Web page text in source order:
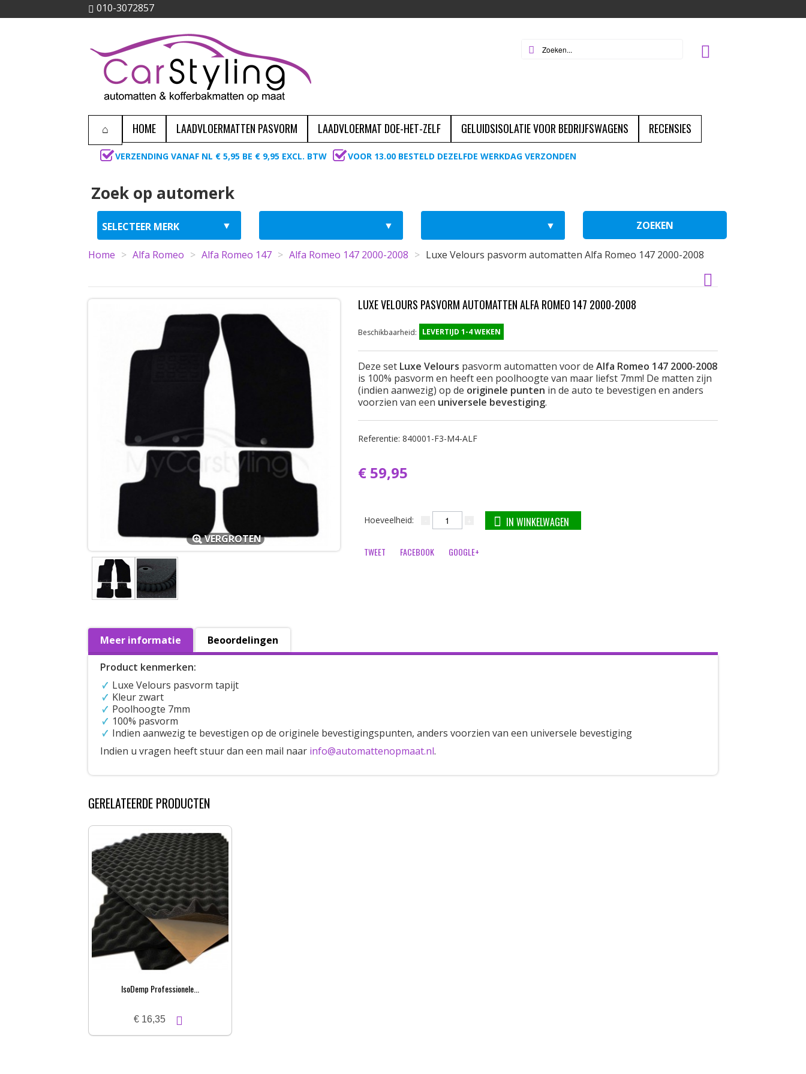
010-3072857
HOME LAADVLOERMATTEN PASVORM LAADVLOERMAT DOE-HET-ZELF GELUIDSISOLATIE VOOR BEDRIJFSWAGENS RECENSIES
VERZENDING VANAF NL € 5,95 BE € 9,95 EXCL. BTW VOOR 13.00 BESTELD DEZELFDE WERKDAG VERZONDEN
Zoek op automerk
ZOEKEN
Home > Alfa Romeo > Alfa Romeo 147 > Alfa Romeo 147 2000-2008 > Luxe Velours pasvorm automatten Alfa Romeo 147 2000-2008
VERGROTEN
LUXE VELOURS PASVORM AUTOMATTEN ALFA ROMEO 147 2000-2008
Beschikbaarheid: LEVERTIJD 1-4 WEKEN
Deze set Luxe Velours pasvorm automatten voor de Alfa Romeo 147 2000-2008
is 100% pasvorm en heeft een poolhoogte van maar liefst 7mm! De matten zijn
(indien aanwezig) op de originele punten in de auto te bevestigen en anders
voorzien van een universele bevestiging.
Referentie: 840001-F3-M4-ALF
€ 59,95
Hoeveelheid: IN WINKELWAGEN
TWEET FACEBOOK GOOGLE+
Meer informatie Beoordelingen
Product kenmerken:
Luxe Velours pasvorm tapijt
Kleur zwart
Poolhoogte 7mm
100% pasvorm
Indien aanwezig te bevestigen op de originele bevestigingspunten, anders voorzien van een universele bevestiging
Indien u vragen heeft stuur dan een mail naar info@automattenopmaat.nl.
GERELATEERDE PRODUCTEN
IsoDemp Professionele...
€ 16,35